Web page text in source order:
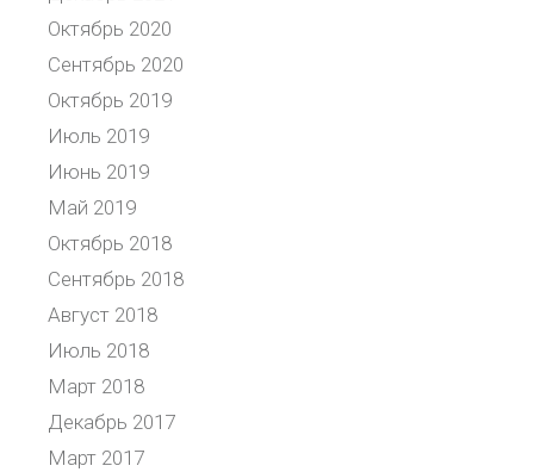
Октябрь 2020
Сентябрь 2020
Октябрь 2019
Июль 2019
Июнь 2019
Май 2019
Октябрь 2018
Сентябрь 2018
Август 2018
Июль 2018
Март 2018
Декабрь 2017
Март 2017